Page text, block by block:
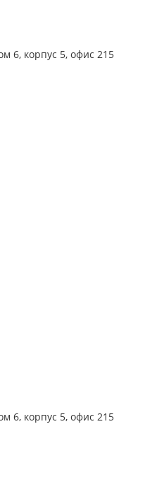
6, корпус 5, офис 215
6, корпус 5, офис 215